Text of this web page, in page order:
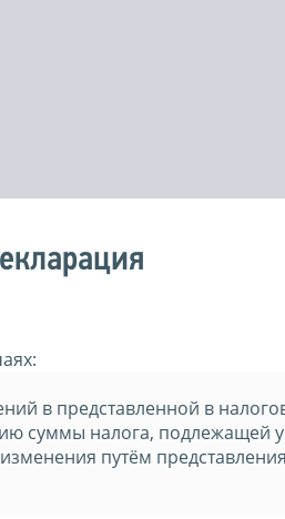
в представленной в
суммы налога, подлежащей
путём